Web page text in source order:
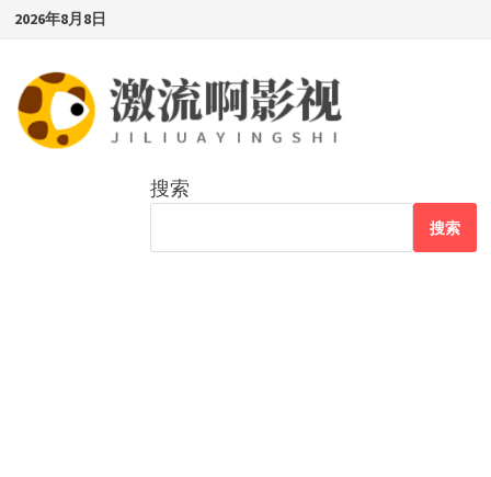
Skip
content
2026年8月8日
搜索
搜索